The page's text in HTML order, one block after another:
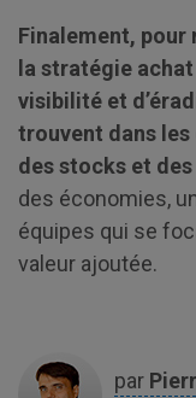
Finalement, pour
la stratégie
visibilité et
trouvent dans
des stocks et
des économies,
équipes qui se
valeur ajoutée.
par